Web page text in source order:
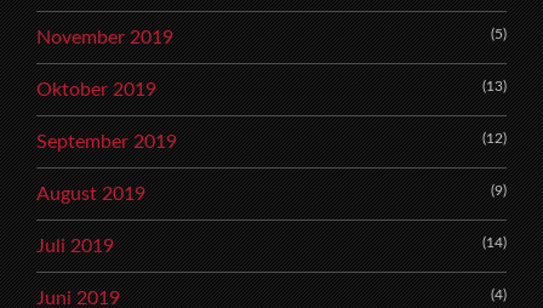
November 2019 (5)
Oktober 2019 (13)
September 2019 (12)
August 2019 (9)
Juli 2019 (14)
Juni 2019 (4)